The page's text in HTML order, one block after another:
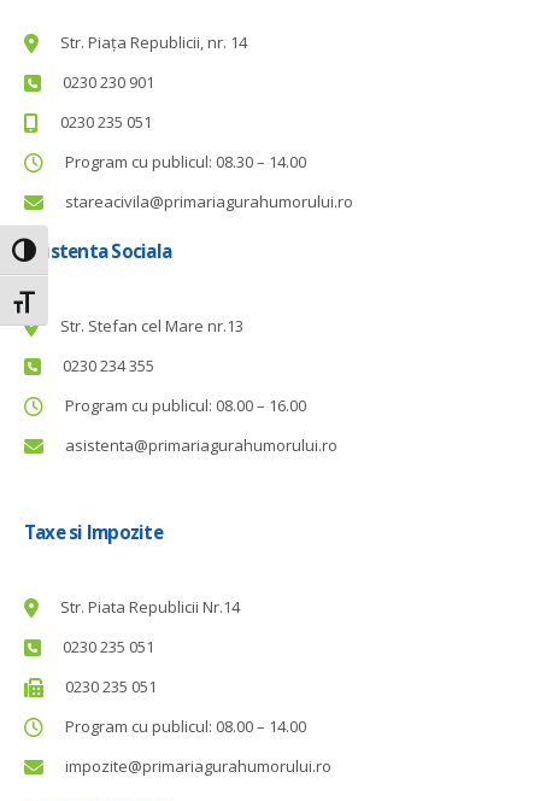
Toggle High Contrast
Toggle Font size
Str. Piața Republicii, nr. 14
0230 230 901
0230 235 051
Program cu publicul: 08.30 – 14.00
stareacivila@primariagurahumorului.ro
Asistenta Sociala
Str. Stefan cel Mare nr.13
0230 234 355
Program cu publicul: 08.00 – 16.00
asistenta@primariagurahumorului.ro
Taxe si Impozite
Str. Piata Republicii Nr.14
0230 235 051
0230 235 051
Program cu publicul: 08.00 – 14.00
impozite@primariagurahumorului.ro